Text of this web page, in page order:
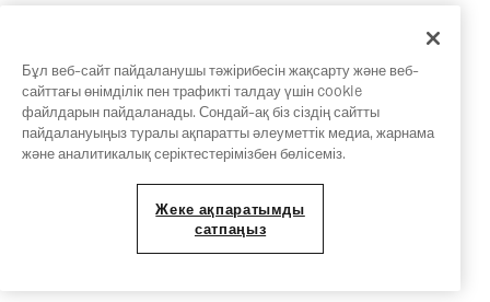
Бұл веб-сайт пайдаланушы тәжірибесін жақсарту және веб-
сайттағы өнімділік пен трафикті талдау үшін cookie
файлдарын пайдаланады. Сондай-ақ біз сіздің сайтты
пайдалануыңыз туралы ақпаратты әлеуметтік медиа, жарнама
және аналитикалық серіктестерімізбен бөлісеміз.
Жеке ақпаратымды
сатпаңыз